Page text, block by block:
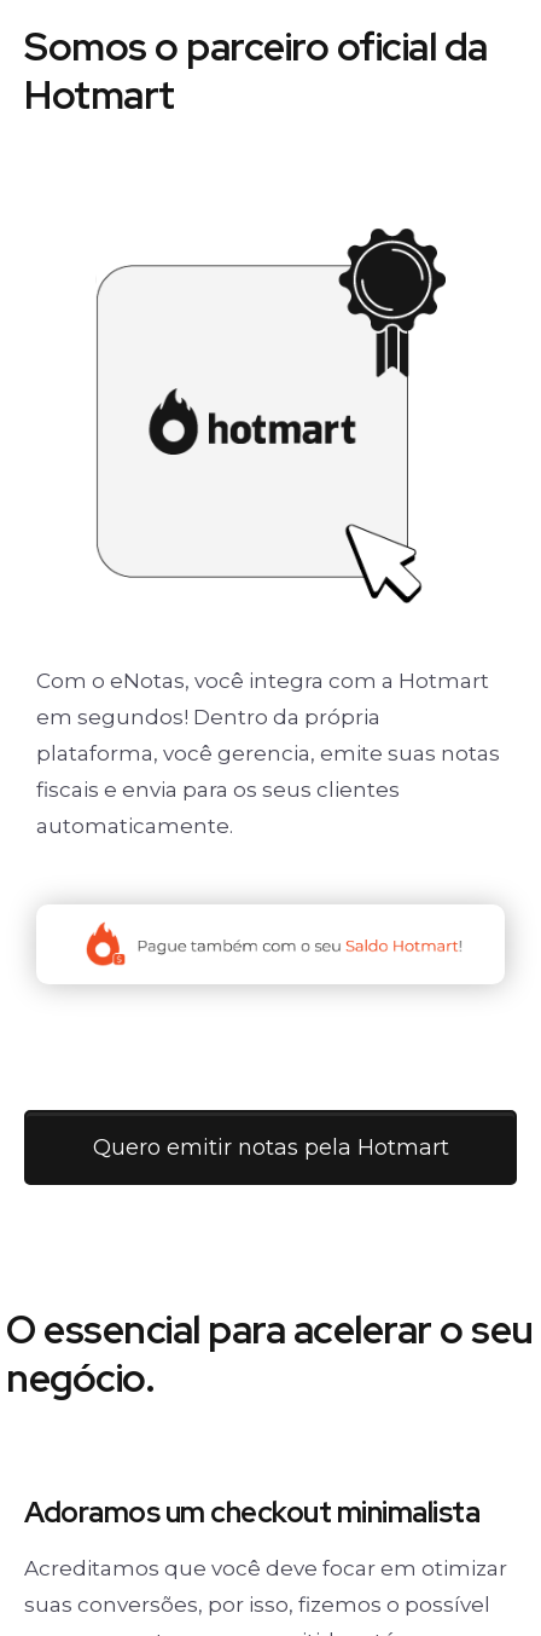
Somos o parceiro oficial da
Hotmart
Com o eNotas, você integra com a Hotmart
em segundos! Dentro da própria
plataforma, você gerencia, emite suas notas
fiscais e envia para os seus clientes
automaticamente.
Quero emitir notas pela Hotmart
O essencial para acelerar o seu
negócio.
Adoramos umcheckout minimalista
Acreditamos que você deve focar em otimizar
suas conversões, por isso, fizemos o possível